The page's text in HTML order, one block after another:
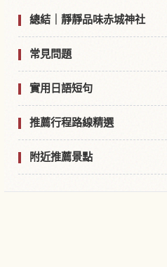
總結｜靜靜品味赤城神社
常見問題
實用日語短句
推薦行程路線精選
附近推薦景點